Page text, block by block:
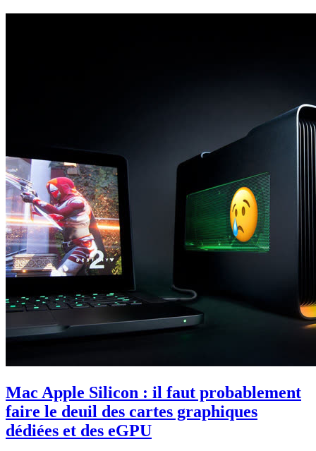
Mac Apple Silicon : il faut probablement
faire le deuil des cartes graphiques
dédiées et des eGPU